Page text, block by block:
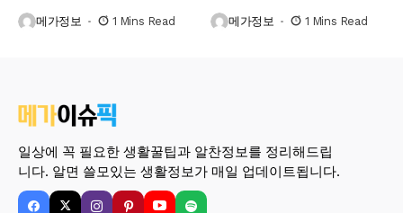
메가정보 1 Mins Read 메가정보 1 Mins Read
일상에 꼭 필요한 생활꿀팁과 알찬정보를 정리해드립
니다. 알면 쓸모있는 생활정보가 매일 업데이트됩니다.